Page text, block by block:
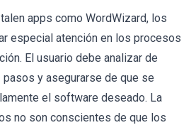
apps como WordWizard, los
especial atención en los procesos
El usuario debe analizar de
pasos y asegurarse de que se
el software deseado. La
no son conscientes de que los